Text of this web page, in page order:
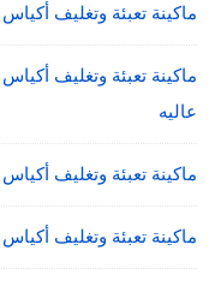
ماكينة تعبئة وتغليف
ماكينة تعبئة وتغليف
عاليه
ماكينة تعبئة وتغليف
ماكينة تعبئة وتغليف أكياس